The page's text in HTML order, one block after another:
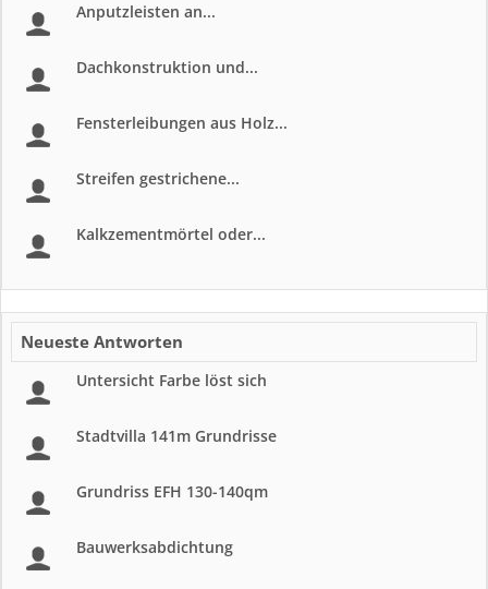
Anputzleisten an...
Dachkonstruktion und...
Fensterleibungen aus Holz...
Streifen gestrichene...
Kalkzementmörtel oder...
Neueste Antworten
Untersicht Farbe löst sich
Stadtvilla 141m Grundrisse
Grundriss EFH 130-140qm
Bauwerksabdichtung